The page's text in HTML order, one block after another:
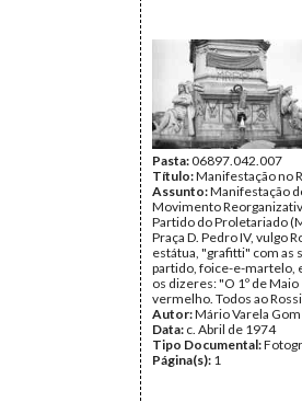
Pasta:06897.042.007
Título:Manifestação no
Assunto:Manifestação
Movimento
Partido do Proletariado
Praça D. Pedro IV, vulgo
estátua, "grafitti" com as
partido, foice-e-martelo,
os dizeres: "O 1º de Maio
vermelho. Todos ao
Autor:Mário Varela
Data: c. Abril de 1974
Tipo Documental:
Página(s): 1